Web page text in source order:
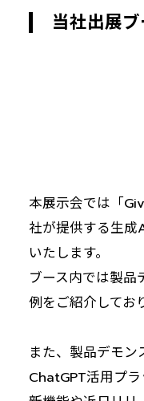
当社出展
本展示会では「
社が提供する生成
いたします。
ブース内では製品
例をご紹介してお
また、製品デモン
ChatGPT活用プ